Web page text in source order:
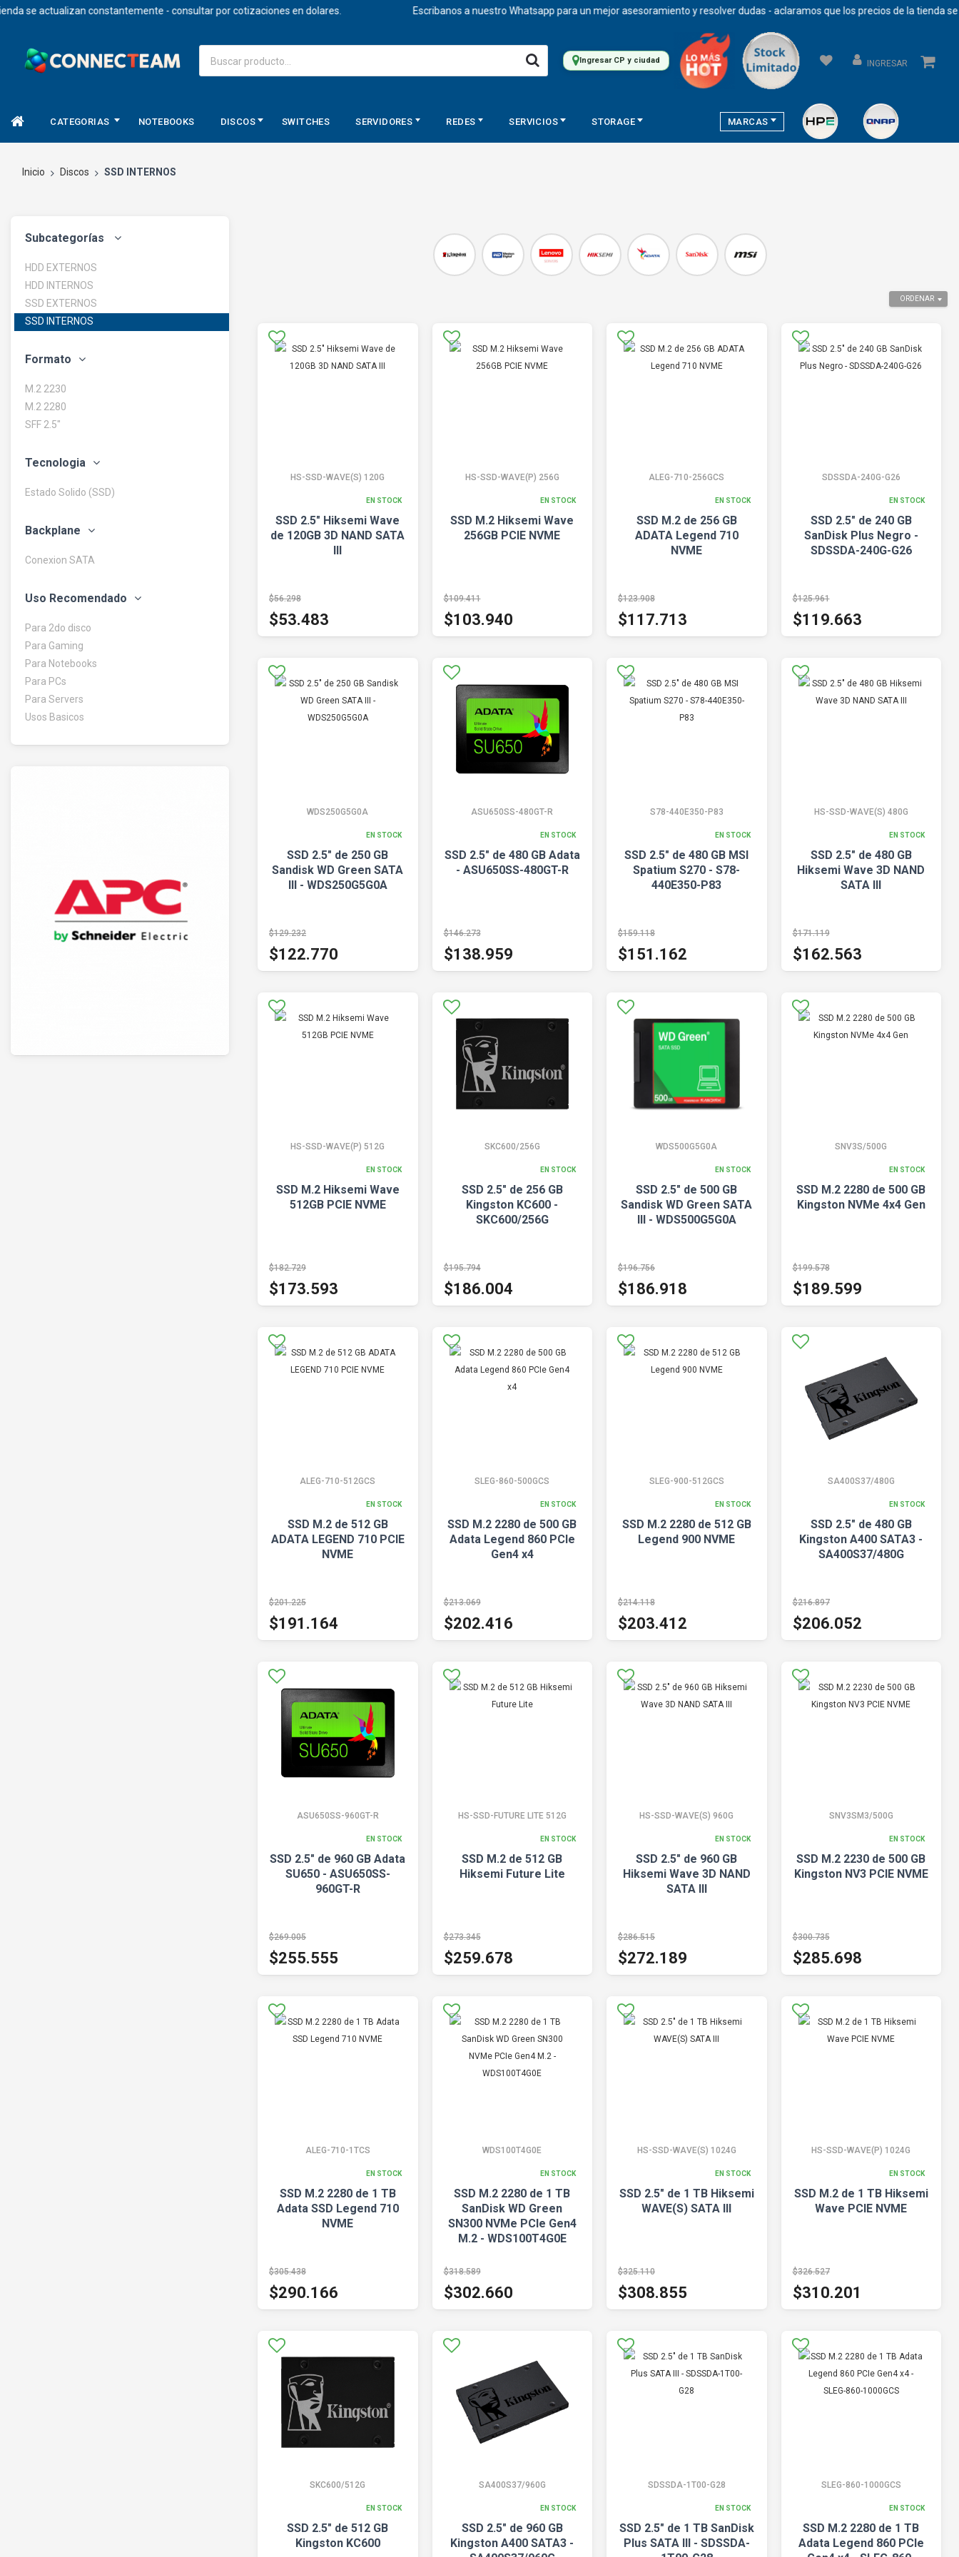
actualizan constantemente - consultar por cotizaciones en dolares. Escribanos a nuestro Whatsapp para un mejor asesoramiento y resolver dudas - aclaramos que los precios de la tienda se
Ingresar CP y ciudad INGRESAR
CATEGORIAS NOTEBOOKS DISCOS SWITCHES SERVIDORES REDES SERVICIOS STORAGE MARCAS
Inicio Discos SSD INTERNOS
Subcategorías
HDD EXTERNOS
HDD INTERNOS
SSD EXTERNOS
SSD INTERNOS
Formato
M.2 2230
M.2 2280
SFF 2.5"
Tecnologia
Estado Solido (SSD)
Backplane
Conexion SATA
Uso Recomendado
Para 2do disco
Para Gaming
Para Notebooks
Para PCs
Para Servers
Usos Basicos
ORDENAR
HS-SSD-WAVE(S) 120G
EN STOCK
SSD 2.5" Hiksemi Wave
de 120GB 3D NAND SATA
III
$56.298
$53.483
HS-SSD-WAVE(P) 256G
EN STOCK
SSD M.2 Hiksemi Wave
256GB PCIE NVME
$109.411
$103.940
ALEG-710-256GCS
EN STOCK
SSD M.2 de 256 GB
ADATA Legend 710
NVME
$123.908
$117.713
SDSSDA-240G-G26
EN STOCK
SSD 2.5" de 240 GB
SanDisk Plus Negro -
SDSSDA-240G-G26
$125.961
$119.663
WDS250G5G0A
EN STOCK
SSD 2.5" de 250 GB
Sandisk WD Green SATA
III - WDS250G5G0A
$129.232
$122.770
ASU650SS-480GT-R
EN STOCK
SSD 2.5" de 480 GB Adata
- ASU650SS-480GT-R
$146.273
$138.959
S78-440E350-P83
EN STOCK
SSD 2.5" de 480 GB MSI
Spatium S270 - S78-
440E350-P83
$159.118
$151.162
HS-SSD-WAVE(S) 480G
EN STOCK
SSD 2.5" de 480 GB
Hiksemi Wave 3D NAND
SATA III
$171.119
$162.563
HS-SSD-WAVE(P) 512G
EN STOCK
SSD M.2 Hiksemi Wave
512GB PCIE NVME
$182.729
$173.593
SKC600/256G
EN STOCK
SSD 2.5" de 256 GB
Kingston KC600 -
SKC600/256G
$195.794
$186.004
WDS500G5G0A
EN STOCK
SSD 2.5" de 500 GB
Sandisk WD Green SATA
III - WDS500G5G0A
$196.756
$186.918
SNV3S/500G
EN STOCK
SSD M.2 2280 de 500 GB
Kingston NVMe 4x4 Gen
$199.578
$189.599
ALEG-710-512GCS
EN STOCK
SSD M.2 de 512 GB
ADATA LEGEND 710 PCIE
NVME
$201.225
$191.164
SLEG-860-500GCS
EN STOCK
SSD M.2 2280 de 500 GB
Adata Legend 860 PCIe
Gen4 x4
$213.069
$202.416
SLEG-900-512GCS
EN STOCK
SSD M.2 2280 de 512 GB
Legend 900 NVME
$214.118
$203.412
SA400S37/480G
EN STOCK
SSD 2.5" de 480 GB
Kingston A400 SATA3 -
SA400S37/480G
$216.897
$206.052
ASU650SS-960GT-R
EN STOCK
SSD 2.5" de 960 GB Adata
SU650 - ASU650SS-
960GT-R
$269.005
$255.555
HS-SSD-FUTURE LITE 512G
EN STOCK
SSD M.2 de 512 GB
Hiksemi Future Lite
$273.345
$259.678
HS-SSD-WAVE(S) 960G
EN STOCK
SSD 2.5" de 960 GB
Hiksemi Wave 3D NAND
SATA III
$286.515
$272.189
SNV3SM3/500G
EN STOCK
SSD M.2 2230 de 500 GB
Kingston NV3 PCIE NVME
$300.735
$285.698
ALEG-710-1TCS
EN STOCK
SSD M.2 2280 de 1 TB
Adata SSD Legend 710
NVME
$305.438
$290.166
WDS100T4G0E
EN STOCK
SSD M.2 2280 de 1 TB
SanDisk WD Green
SN300 NVMe PCIe Gen4
M.2 - WDS100T4G0E
$318.589
$302.660
HS-SSD-WAVE(S) 1024G
EN STOCK
SSD 2.5" de 1 TB Hiksemi
WAVE(S) SATA III
$325.110
$308.855
HS-SSD-WAVE(P) 1024G
EN STOCK
SSD M.2 de 1 TB Hiksemi
Wave PCIE NVME
$326.527
$310.201
SKC600/512G
EN STOCK
SSD 2.5" de 512 GB
Kingston KC600
SA400S37/960G
EN STOCK
SSD 2.5" de 960 GB
Kingston A400 SATA3 -
SDSSDA-1T00-G28
EN STOCK
SSD 2.5" de 1 TB SanDisk
Plus SATA III - SDSSDA-
SLEG-860-1000GCS
EN STOCK
SSD M.2 2280 de 1 TB
Adata Legend 860 PCIe